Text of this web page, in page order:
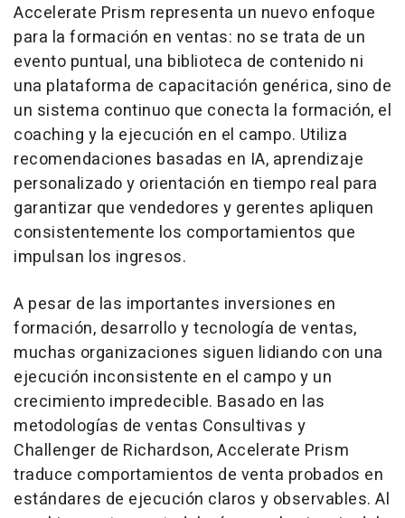
Accelerate Prism representa un nuevo enfoque
para la formación en ventas: no se trata de un
evento puntual, una biblioteca de contenido ni
una plataforma de capacitación genérica, sino de
un sistema continuo que conecta la formación, el
coaching y la ejecución en el campo. Utiliza
recomendaciones basadas en IA, aprendizaje
personalizado y orientación en tiempo real para
garantizar que vendedores y gerentes apliquen
consistentemente los comportamientos que
impulsan los ingresos.
A pesar de las importantes inversiones en
formación, desarrollo y tecnología de ventas,
muchas organizaciones siguen lidiando con una
ejecución inconsistente en el campo y un
crecimiento impredecible. Basado en las
metodologías de ventas Consultivas y
Challenger de Richardson, Accelerate Prism
traduce comportamientos de venta probados en
estándares de ejecución claros y observables. Al